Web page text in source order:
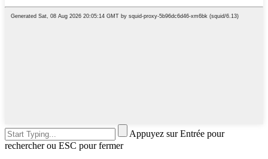
Appuyez sur Entrée pour
rechercher ou ESC pour fermer